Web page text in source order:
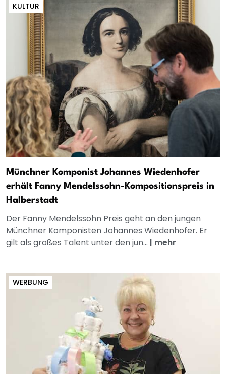
KULTUR
Münchner Komponist Johannes Wiedenhofer
erhält Fanny Mendelssohn-Kompositionspreis in
Halberstadt
Der Fanny Mendelssohn Preis geht an den jungen
Münchner Komponisten Johannes Wiedenhofer. Er
gilt als großes Talent unter den jun... | mehr
WERBUNG